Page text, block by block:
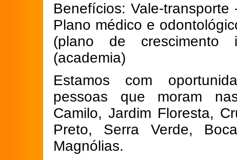
Benefícios: Vale-transporte
Plano médico e
(plano de crescimento
(academia)
Estamos com
pessoas que moram
Camilo, Jardim Floresta,
Preto, Serra Verde,
Magnólias.